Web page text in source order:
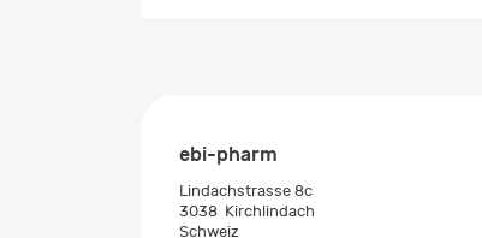
ebi-pharm
Lindachstrasse 8c
3038 Kirchlindach
Schweiz